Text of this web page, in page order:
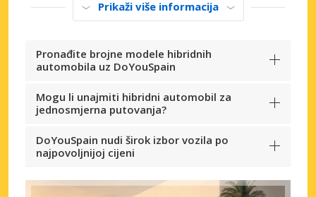
Prikaži više informacija
Pronađite brojne modele hibridnih
automobila uz DoYouSpain
Mogu li unajmiti hibridni automobil za
jednosmjerna putovanja?
DoYouSpain nudi širok izbor vozila po
najpovoljnijoj cijeni